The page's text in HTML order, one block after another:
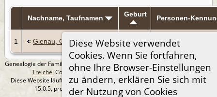
Diese Website verwendet
Cookies. Wenn Sie fortfahren,
ohne Ihre Browser-Einstellungen
zu ändern, erklären Sie sich mit
der Nutzung von Cookies
Nachname, Taufnamen Geburt Personen-
1 Gienau, Gustav
1867
I477
Genealogie der Familie Treichel aus Berlin. - erstellt und betreut von
Treichel Copyright © 2014-2026 Alle Rechte vorbehalten.
Diese Website läuft mitThe Next Generation of Genealogy Sitebuildingv.
15.0.5, programmiert von Darrin Lythgoe © 2001-2026.